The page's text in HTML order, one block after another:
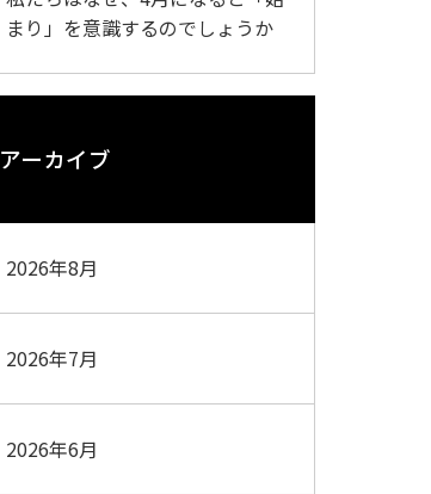
まり」を意識するのでしょうか
アーカイブ
2026年8月
2026年7月
2026年6月